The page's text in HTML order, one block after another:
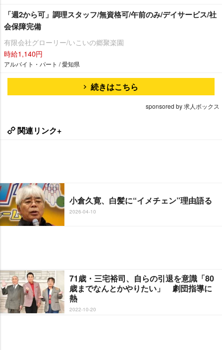
「週2から可」調理スタッフ/無資格可/午前のみ/デイサービス/社
会保障完備
有限会社グローリー/いこいの郷聚楽園
時給1,140円
アルバイト・パート / 愛知県
続きはこちら
sponsored by 求人ボックス
関連リンク+
小倉久寛、白髪に“イメチェン”理由語る
2026-04-10
71歳・三宅裕司、自らの引退を意識「80
歳までなんとかやりたい」 劇団指導に
熱
2022-10-20